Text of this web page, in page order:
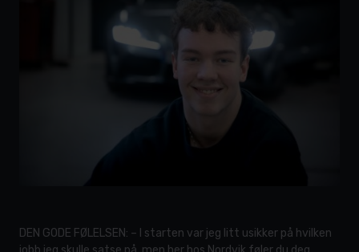
DEN GODE FØLELSEN: – I starten var jeg litt usikker på hvilken